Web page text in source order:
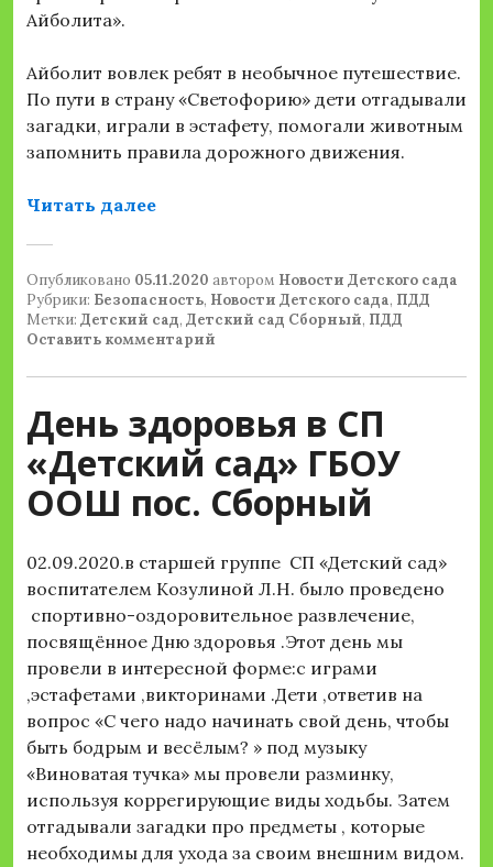
Айболита».
Айболит вовлек ребят в необычное путешествие.
По пути в страну «Светофорию» дети отгадывали
загадки, играли в эстафету, помогали животным
запомнить правила дорожного движения.
Читать далее««В гостях у Айболита»»
Опубликовано 05.11.2020 автором Новости Детского сада
Рубрики: Безопасность, Новости Детского сада, ПДД
Метки: Детский сад, Детский сад Сборный, ПДД
Оставить комментарий
День здоровья в СП
«Детский сад» ГБОУ
ООШ пос. Сборный
02.09.2020.в старшей группе СП «Детский сад»
воспитателем Козулиной Л.Н. было проведено
спортивно-оздоровительное развлечение,
посвящённое Дню здоровья .Этот день мы
провели в интересной форме:с играми
,эстафетами ,викторинами .Дети ,ответив на
вопрос «С чего надо начинать свой день, чтобы
быть бодрым и весёлым? » под музыку
«Виноватая тучка» мы провели разминку,
используя коррегирующие виды ходьбы. Затем
отгадывали загадки про предметы , которые
необходимы для ухода за своим внешним видом.